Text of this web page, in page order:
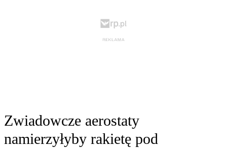
Zwiadowcze aerostaty
namierzyłyby rakietę pod